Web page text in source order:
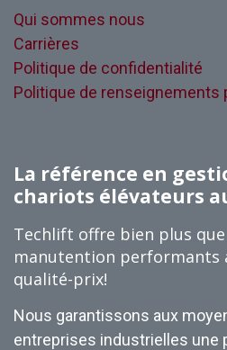
Qui sommes nous
Carrières
Politique de confidentialité
Politique de renseignements
La référence en
chariots élévateurs
Techlift offre bien plus
manutention performants
qualité-prix!
Nous garantissons aux
entreprises industrielles une